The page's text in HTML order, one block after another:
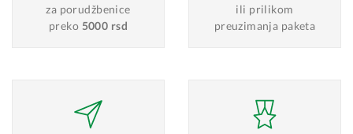
za porudžbenice
preko 5000 rsd
ili prilikom
preuzimanja paketa